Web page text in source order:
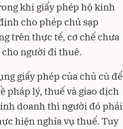
khi giấy phép hộ kinh
cho phép chủ sạp
trên thực tế, cơ chế chưa
người đi thuê.
giấy phép của chủ cũ để
pháp lý, thuế và giao dịch
doanh thì người đó phải
hiện nghĩa vụ thuế. Tuy